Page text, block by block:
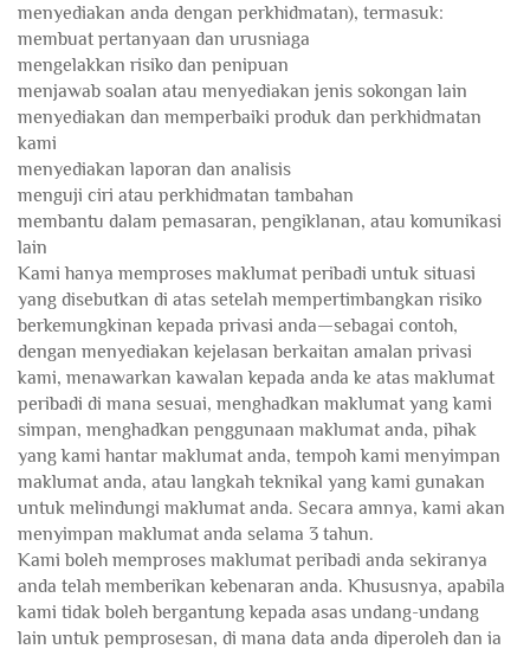
menyediakan anda dengan perkhidmatan), termasuk:
membuat pertanyaan dan urusniaga
mengelakkan risiko dan penipuan
menjawab soalan atau menyediakan jenis sokongan lain
menyediakan dan memperbaiki produk dan perkhidmatan
kami
menyediakan laporan dan analisis
menguji ciri atau perkhidmatan tambahan
membantu dalam pemasaran, pengiklanan, atau komunikasi
lain
Kami hanya memproses maklumat peribadi untuk situasi
yang disebutkan di atas setelah mempertimbangkan risiko
berkemungkinan kepada privasi anda—sebagai contoh,
dengan menyediakan kejelasan berkaitan amalan privasi
kami, menawarkan kawalan kepada anda ke atas maklumat
peribadi di mana sesuai, menghadkan maklumat yang kami
simpan, menghadkan penggunaan maklumat anda, pihak
yang kami hantar maklumat anda, tempoh kami menyimpan
maklumat anda, atau langkah teknikal yang kami gunakan
untuk melindungi maklumat anda. Secara amnya, kami akan
menyimpan maklumat anda selama 3 tahun.
Kami boleh memproses maklumat peribadi anda sekiranya
anda telah memberikan kebenaran anda. Khususnya, apabila
kami tidak boleh bergantung kepada asas undang-undang
lain untuk pemprosesan, di mana data anda diperoleh dan ia